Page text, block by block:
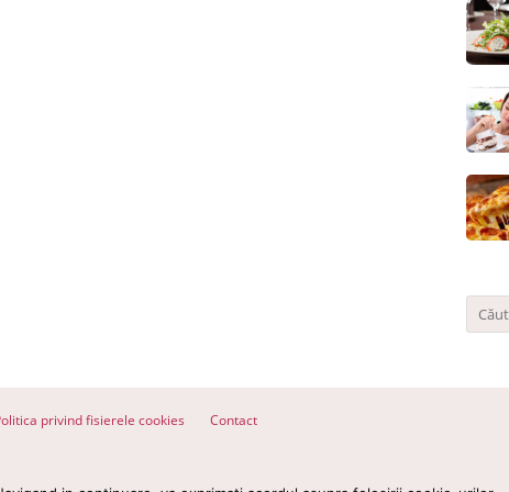
privind fisierele cookies Contact